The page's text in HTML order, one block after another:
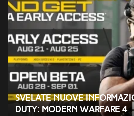
Svelate nuove
Duty: Modern Warfare 4